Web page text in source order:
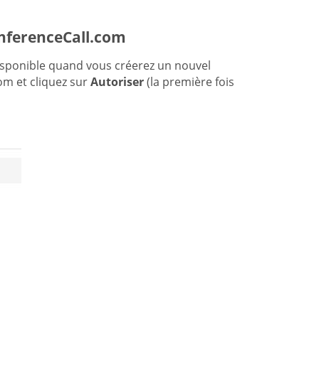
quand vous créerez un nouvel
et cliquez surAutoriser(la première fois